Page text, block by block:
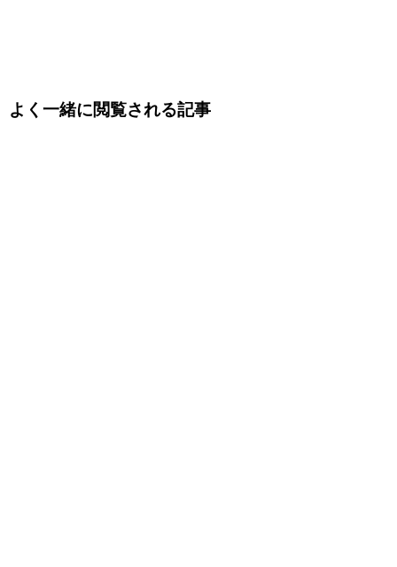
よく一緒に閲覧される記事